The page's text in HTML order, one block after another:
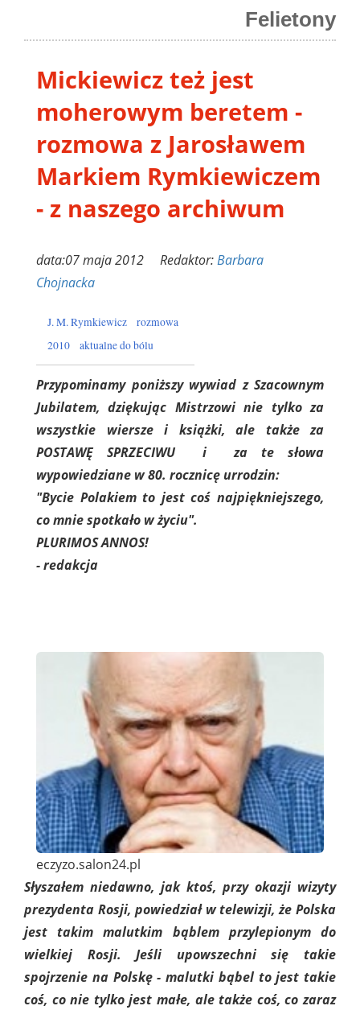
Felietony
Mickiewicz też jest
moherowym beretem -
rozmowa z Jarosławem
Markiem Rymkiewiczem
- z naszego archiwum
data:07 maja 2012 Redaktor:Barbara
Chojnacka
J. M. Rymkiewicz
rozmowa
2010
aktualne do bólu
Przypominamy poniższy wywiad z Szacownym
Jubilatem, dziękując Mistrzowi nie tylko za
wszystkie wiersze i książki, ale także za
POSTAWĘ SPRZECIWU i za te słowa
wypowiedziane w 80. rocznicę urrodzin:
"Bycie Polakiem to jest coś najpiękniejszego,
co mnie spotkało w życiu".
PLURIMOS ANNOS!
- redakcja
eczyzo.salon24.pl
Słyszałem niedawno, jak ktoś, przy okazji wizyty
prezydenta Rosji, powiedział w telewizji, że Polska
jest takim malutkim bąblem przylepionym do
wielkiej Rosji. Jeśli upowszechni się takie
spojrzenie na Polskę - malutki bąbel to jest takie
coś, co nie tylko jest małe, ale także coś, co zaraz